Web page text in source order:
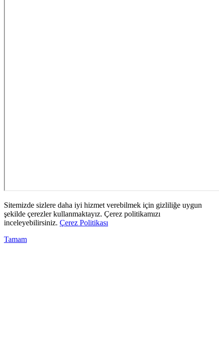
Sitemizde sizlere daha iyi hizmet verebilmek için gizliliğe uygun
şekilde çerezler kullanmaktayız. Çerez politikamızı
inceleyebilirsiniz. Çerez Politikası
Tamam